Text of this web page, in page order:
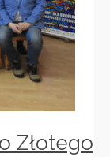
Złotego